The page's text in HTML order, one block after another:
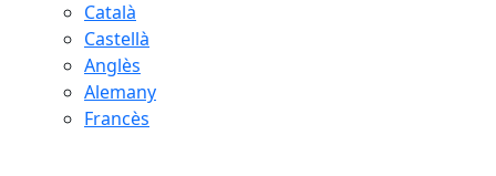
Català
Castellà
Anglès
Alemany
Francès